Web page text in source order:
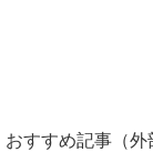
おすすめ記事（外